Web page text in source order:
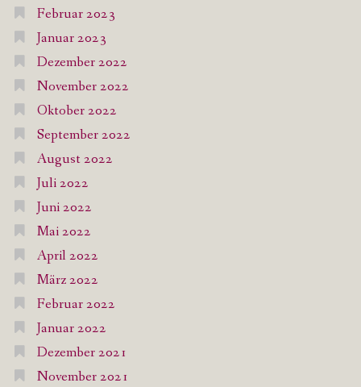
Februar 2023
Januar 2023
Dezember 2022
November 2022
Oktober 2022
September 2022
August 2022
Juli 2022
Juni 2022
Mai 2022
April 2022
März 2022
Februar 2022
Januar 2022
Dezember 2021
November 2021